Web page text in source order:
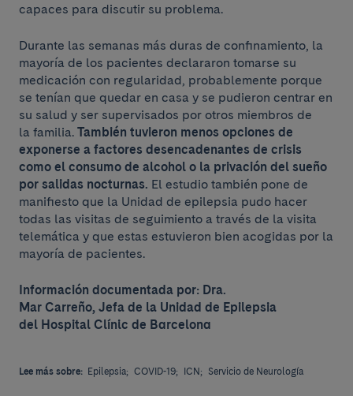
capaces para discutir su problema.
Durante las semanas más duras de confinamiento, la
mayoría de los pacientes declararon tomarse su
medicación con regularidad, probablemente porque
se tenían que quedar en casa y se pudieron centrar en
su salud y ser supervisados por otros miembros de
la familia. También tuvieron menos opciones de
exponerse a factores desencadenantes de crisis
como el consumo de alcohol o la privación del sueño
por salidas nocturnas. El estudio también pone de
manifiesto que la Unidad de epilepsia pudo hacer
todas las visitas de seguimiento a través de la visita
telemática y que estas estuvieron bien acogidas por la
mayoría de pacientes.
Información documentada por: Dra.
Mar Carreño, Jefa de la Unidad de Epilepsia
del Hospital Clínic de Barcelona
Lee más sobre: Epilepsia; COVID-19; ICN; Servicio de Neurología